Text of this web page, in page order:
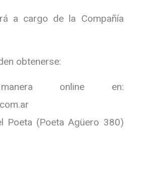
a cargo de la Compañía
obtenerse:
online en:
Poeta (Poeta Agüero 380)